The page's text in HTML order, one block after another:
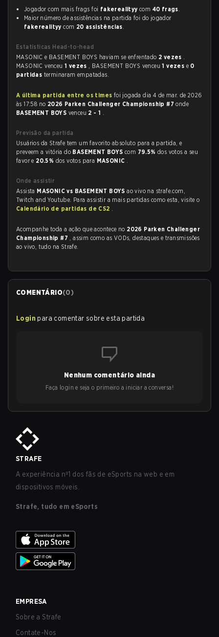
Jogador com mais frags foi fakerealityy com 40 frags.
Maior número de assistências na partida foi do jogador
fakerealityy com 20 assistências.
Estatísticas Head-to-head
MASONIC e BASEMENT BOYS haviam se enfrentado 2 vezes .
MASONIC venceu1 vezes , BASEMENT BOYS venceu1 vezes e 0
partidas terminaram empatadas.
A última partida entre os times foi jogada dia 4 de mar. de 2026
às 17:58 no 2026 Parken Challenger Championship #7onde
BASEMENT BOYS venceu 2 - 1 .
Previsão da partida
Usuários da Strafe tem um favorito absoluto para a partida, e
preveem a vitória do BASEMENT BOYScom 79.5%dos votos a seu
favor e 20.5% dos votos para MASONIC .
Onde assistir
Assista MASONIC vs BASEMENT BOYSao vivo na strafe.com,
Twitch and Youtube. Para assistir a mais partidas como esta, visite o
Calendário de partidas de CS2 .
Acompanhe toda a ação que acontece no 2026 Parken Challenger
Championship #7 , assim como as VODs, destaques e transmissões
ao vivo, tudo na Strafe.
COMENTÁRIO(0)
Login para comentar sobre esta partida
Nenhum comentário ainda
Faça login e seja o primeiro a iniciar a conversa!
STRAFE
A experiência nº1 dos fãs de eSports na web e em
dispositivos móveis.
Strafe, tudo em eSports
EMPRESA
Sobre a Strafe
Contate-Nos